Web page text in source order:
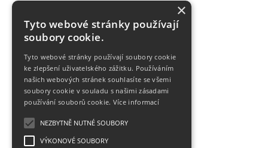
×
Tyto webové stránky používají
soubory cookie.
Tyto webové stránky používají soubory cookie
ke zlepšení uživatelského zážitku. Používáním
našich webových stránek souhlasíte se všemi
soubory cookie v souladu s našimi zásadami
používání souborů cookie. Více informací
NEZBYTNĚ NUTNÉ SOUBORY
VÝKONOVÉ SOUBORY